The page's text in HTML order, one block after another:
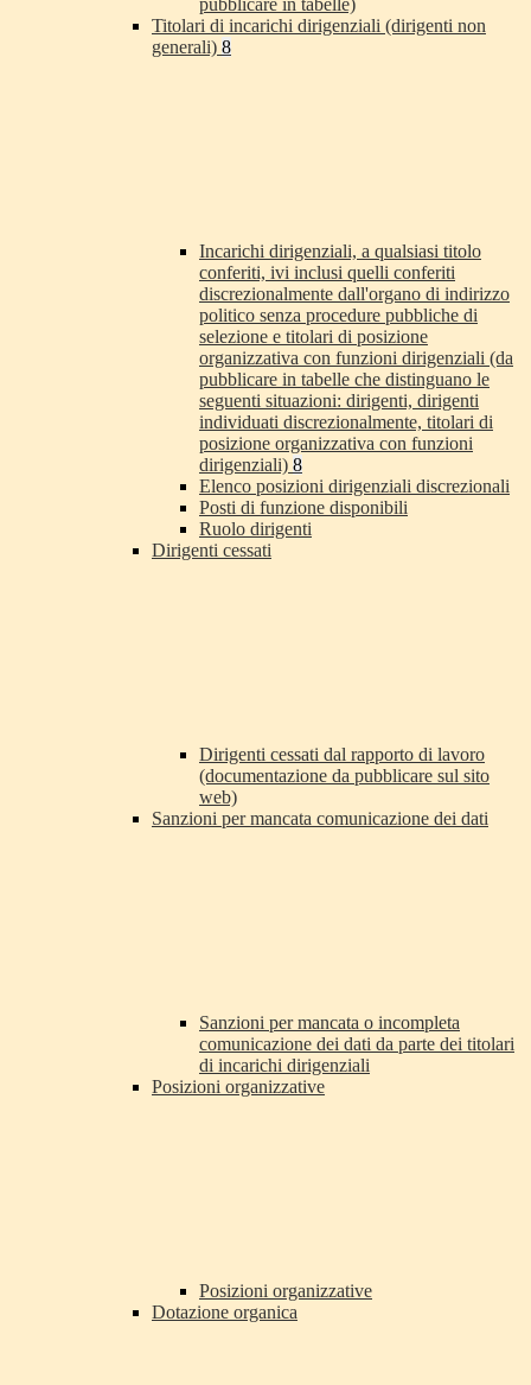
pubblicare in tabelle)
Titolari di incarichi dirigenziali (dirigenti non
generali) 8
Incarichi dirigenziali, a qualsiasi titolo
conferiti, ivi inclusi quelli conferiti
discrezionalmente dall'organo di indirizzo
politico senza procedure pubbliche di
selezione e titolari di posizione
organizzativa con funzioni dirigenziali (da
pubblicare in tabelle che distinguano le
seguenti situazioni: dirigenti, dirigenti
individuati discrezionalmente, titolari di
posizione organizzativa con funzioni
dirigenziali) 8
Elenco posizioni dirigenziali discrezionali
Posti di funzione disponibili
Ruolo dirigenti
Dirigenti cessati
Dirigenti cessati dal rapporto di lavoro
(documentazione da pubblicare sul sito
web)
Sanzioni per mancata comunicazione dei dati
Sanzioni per mancata o incompleta
comunicazione dei dati da parte dei titolari
di incarichi dirigenziali
Posizioni organizzative
Posizioni organizzative
Dotazione organica